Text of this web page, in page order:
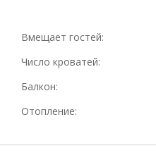
Вмещает гостей:
Число кроватей:
Балкон:
Отопление: